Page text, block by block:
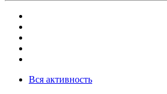
Вся активность